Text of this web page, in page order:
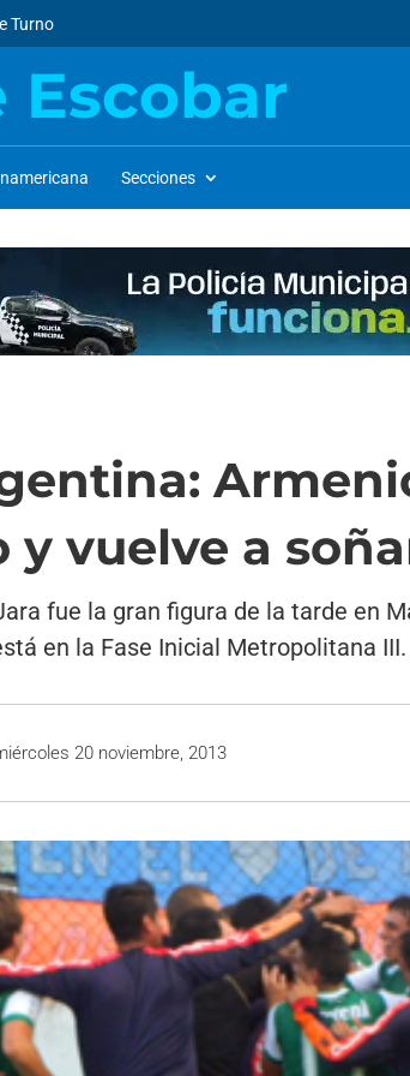
Turno
Escobar
Secciones
y vuelve a
fue la gran figura de la tarde en
en la Fase Inicial Metropolitana III.
20 noviembre, 2013